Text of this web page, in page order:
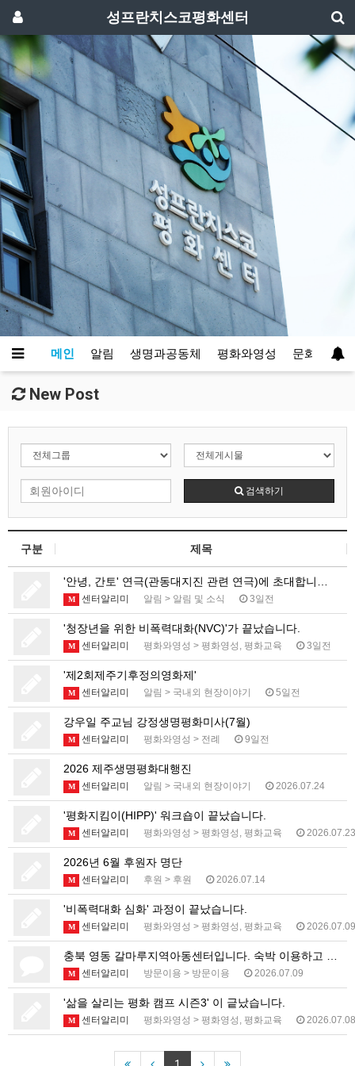
성프란치스코평화센터
메인 알림 생명과공동체 평화와영성 문화예술
New Post
검색하기
구분 제목
'안녕, 간토' 연극(관동대지진 관련 연극)에 초대합니…
M 센터알리미 알림 > 알림 및 소식 3일전
'청장년을 위한 비폭력대화(NVC)'가 끝났습니다.
M 센터알리미 평화와영성 > 평화영성, 평화교육 3일전
'제2회제주기후정의영화제'
M 센터알리미 알림 > 국내외 현장이야기 5일전
강우일 주교님 강정생명평화미사(7월)
M 센터알리미 평화와영성 > 전례 9일전
2026 제주생명평화대행진
M 센터알리미 알림 > 국내외 현장이야기 2026.07.24
'평화지킴이(HIPP)' 워크숍이 끝났습니다.
M 센터알리미 평화와영성 > 평화영성, 평화교육 2026.07.23
2026년 6월 후원자 명단
M 센터알리미 후원 > 후원 2026.07.14
'비폭력대화 심화' 과정이 끝났습니다.
M 센터알리미 평화와영성 > 평화영성, 평화교육 2026.07.09
M 센터알리미 방문이용 > 방문이용 2026.07.09
'삶을 살리는 평화 캠프 시즌3' 이 긑났습니다.
M 센터알리미 평화와영성 > 평화영성, 평화교육 2026.07.08